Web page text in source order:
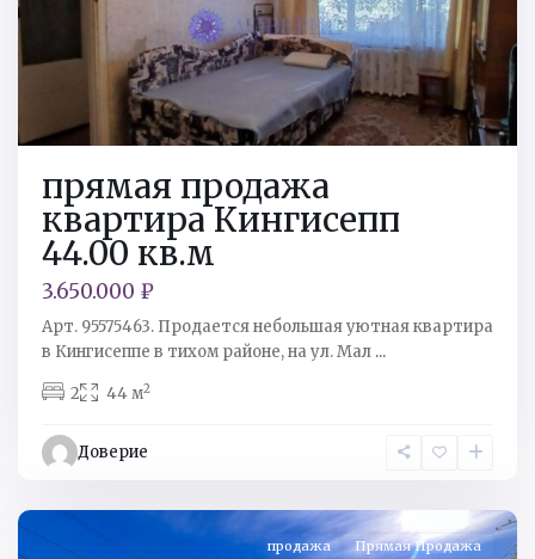
прямая продажа
квартира Кингисепп
44.00 кв.м
3.650.000 ₽
Арт. 95575463. Продается небольшая уютная квартира
в Кингисеппе в тихом районе, на ул. Мал ...
2 44 м2
Доверие
Кингисеппский
н,
тер.
СНТ
продажа Прямая Продажа